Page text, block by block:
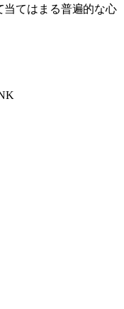
当てはまる普遍的な心